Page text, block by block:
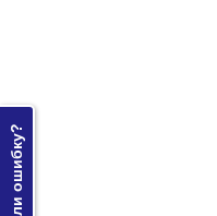
Нашли ошибку?